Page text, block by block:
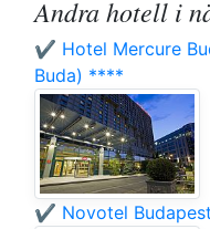
Andra hotell i
✔️ Hotel Mercure
Buda) ****
✔️ Novotel